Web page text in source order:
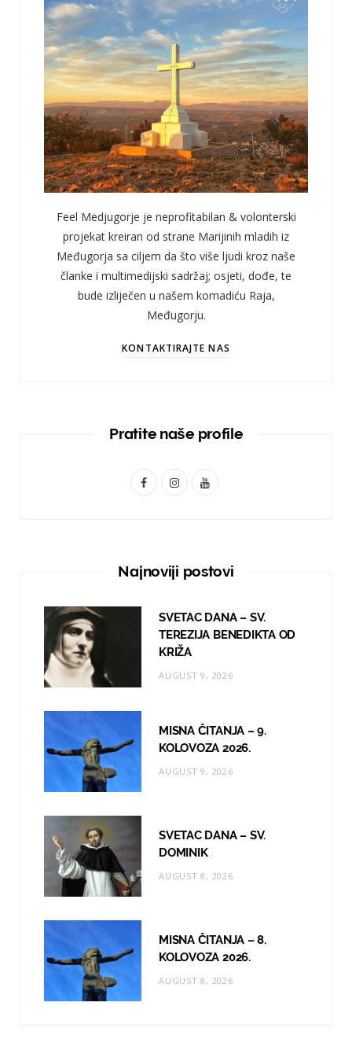
Feel Medjugorje je neprofitabilan & volonterski
projekat kreiran od strane Marijinih mladih iz
Međugorja sa ciljem da što više ljudi kroz naše
članke i multimedijski sadržaj; osjeti, dođe, te
bude izliječen u našem komadiću Raja,
Međugorju.
KONTAKTIRAJTE NAS
Pratite naše profile
F
I
t
g
r
a
Y
T
b
e
Najnoviji postovi
SVETAC DANA – SV.
TEREZIJA BENEDIKTA OD
KRIŽA
AUGUST 9, 2026
MISNA ČITANJA – 9.
KOLOVOZA 2026.
AUGUST 9, 2026
SVETAC DANA – SV.
DOMINIK
AUGUST 8, 2026
MISNA ČITANJA – 8.
KOLOVOZA 2026.
AUGUST 8, 2026